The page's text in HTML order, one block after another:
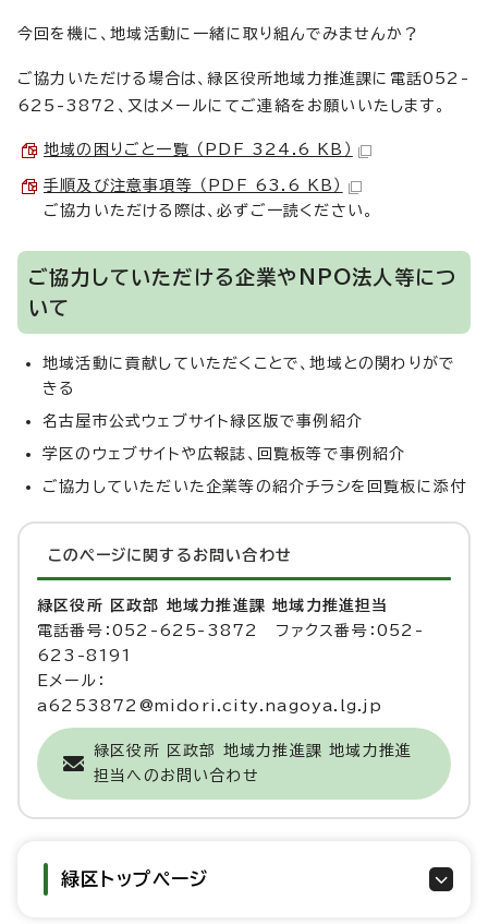
今回を機に、地域活動に一緒に取り組んでみませんか？
ご協力いただける場合は、緑区役所地域力推進課に電話052-
625-3872、又はメールにてご連絡をお願いいたします。
地域の困りごと一覧 （PDF 324.6 KB）
手順及び注意事項等 （PDF 63.6 KB）
ご協力いただける際は、必ずご一読ください。
ご協力していただける企業やNPO法人等につ
いて
地域活動に貢献していただくことで、地域との関わりがで
きる
名古屋市公式ウェブサイト緑区版で事例紹介
学区のウェブサイトや広報誌、回覧板等で事例紹介
ご協力していただいた企業等の紹介チラシを回覧板に添付
このページに関する お問い合わせ
緑区役所 区政部 地域力推進課 地域力推進担当
電話番号：052-625-3872 ファクス番号：052-
623-8191
Eメール：
a6253872@midori.city.nagoya.lg.jp
緑区役所 区政部 地域力推進課 地域力推進
担当へのお問い合わせ
緑区トップページ